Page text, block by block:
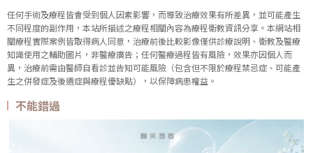
任何手術及療程皆會受到個人因素影響，而導致治療效果有所差異，並可能產生
不同程度的副作用，本站所描述之療程相關內容為療程衛教資訊分享。本網站相
關療程實際案例皆取得病人同意，治療前後比較影像僅供診療說明、衛教及醫療
知識使用之輔助圖片，非醫療廣告；任何醫療過程皆有風險，效果亦因個人而
異，治療前需由醫師自看診並告知可能風險（包含但不限於療程禁忌症、可能產
生之併發症及後遺症與療程優缺點），以保障病患權益。
不能錯過